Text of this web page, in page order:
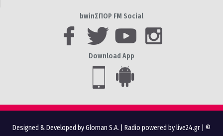
bwinΣΠΟΡ FM Social
Download App
Designed & Developed by Gloman S.A. Radio powered by live24.gr | ©